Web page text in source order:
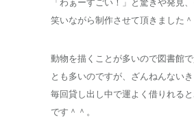
「わぁーすごい！」と驚きや発見
笑いながら制作させて頂きました＾
動物を描くことが多いので図書館
とも多いのですが、ざんねんない
毎回貸し出し中で運よく借りれる
です＾＾。